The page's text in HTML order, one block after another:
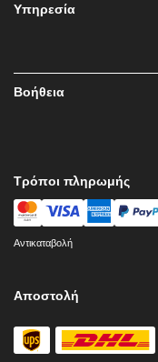
Υπηρεσία
Βοήθεια
Τρόποι πληρωμής
Αντικαταβολή
Αποστολή